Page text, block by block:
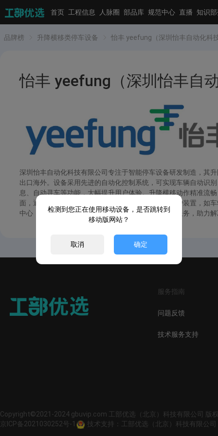
首页 工程信息 人脉圈 部品库 规范中心 直播 知识
品牌榜 升降横移类停车设备 怡丰 yeefung（深圳怡丰自动化科
怡丰 yeefung（深圳怡丰自
深圳怡丰自动化科技有限公司专注于智能停车设备研发制造，其
出口海外。设备采用先进的自动化控制系统，可实现车辆自动识
息、自动寻车等功能，大幅提升用户体验。升降横移动作精准流
面，通过严格质量检测与安全认证，配备多重安全防护装置，如
中心，构建了完善服务网络，能为客户提供优质高效服务，助力
服务指南
问题反馈
技术服务支持
Copyright©2021-2024 gbuvip.com 工部优选（北京）科技有限公司 版
京ICP备2021030252号-1
技术支持：工部优选（北京）科技有限公司
检测到您正在使用移动设备，是否跳转到
移动版网站？
取消 确定